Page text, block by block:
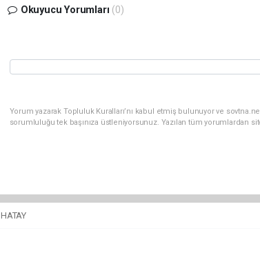
Okuyucu Yorumları (0)
Yorum yazarak Topluluk Kuralları’nı kabul etmiş bulunuyor ve
sorumluluğu tek başınıza üstleniyorsunuz. Yazılan tüm yorumlardan
HATAY